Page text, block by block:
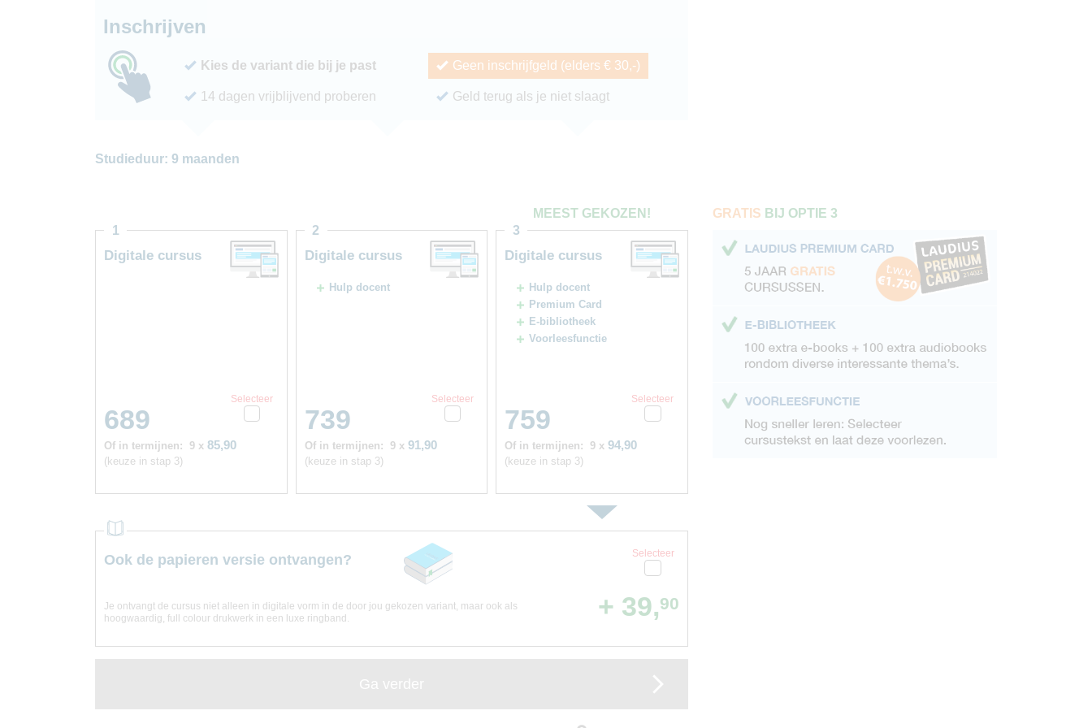
Inschrijven
Kies de variant die bij je past Geen inschrijfgeld (elders € 30,-)
14 dagen vrijblijvend proberen Geld terug als je niet slaagt
Studieduur: 9 maanden
Digitale cursus
689
Selecteer
Of in termijnen: 9 x 85,90
(keuze in stap 3)
1
Digitale cursus
Hulp docent
739
Selecteer
Of in termijnen: 9 x 91,90
(keuze in stap 3)
2
MEEST GEKOZEN!
Digitale cursus
Hulp docent
Premium Card
E-bibliotheek
Voorleesfunctie
759
Selecteer
Of in termijnen: 9 x 94,90
(keuze in stap 3)
3
Ook de papieren versie ontvangen?
Je ontvangt de cursus niet alleen in digitale vorm in de door jou gekozen variant, maar ook als
hoogwaardig, full colour drukwerk in een luxe ringband.
Selecteer
+ 39,90
GRATIS BIJ OPTIE 3